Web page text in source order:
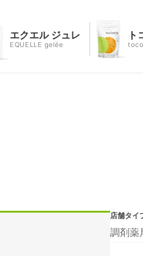
エクエル ジュレ
EQUELLE gelée
ト
店舗タイ
調剤薬